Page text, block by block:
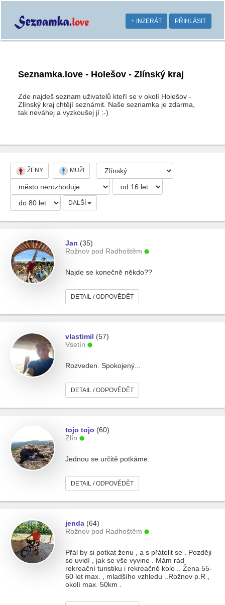
+ INZERÁT PŘIHLÁSIT
Seznamka.love - Holešov - Zlínský kraj
Zde najdeš seznam uživatelů kteří se v okolí Holešov -
Zlínský kraj chtějí seznámit. Naše seznamka je zdarma,
tak neváhej a vyzkoušej jí :-)
ŽENY MUŽI
DALŠÍ
Jan (35)
Rožnov pod Radhoštěm
Najde se konečně někdo??
DETAIL / ODPOVĚDĚT
vlastimil (57)
Vsetín
Rozveden. Spokojený...
DETAIL / ODPOVĚDĚT
tojo tojo (60)
Zlín
Jednou se určitě potkáme.
DETAIL / ODPOVĚDĚT
jenda (64)
Rožnov pod Radhoštěm
Přál by si potkat ženu , a s přátelit se . Později
se uvidí , jak se vše vyvine . Mám rád
rekreační turistiku i rekreačně kolo .. Žena 55-
60 let max. , mladšího vzhledu ..Rožnov p.R ,
okolí max. 50km .